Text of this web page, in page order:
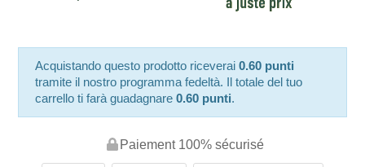
Acquistando questo prodotto riceverai0.60 punti
tramite il nostro programma fedeltà. Il totale del tuo
carrello ti farà guadagnare0.60 punti.
Paiement 100% sécurisé